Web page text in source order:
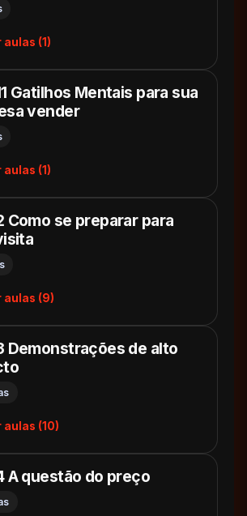
aulas (1)
Gatilhos Mentais para sua
vender
aulas (1)
Como se preparar para
aulas (9)
Demonstrações de alto
aulas (10)
A questão do preço